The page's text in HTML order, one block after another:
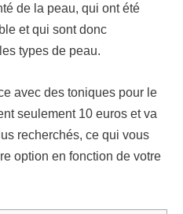
de la peau, qui ont été
et qui sont donc
types de peau.
avec des toniques pour le
seulement 10 euros et va
recherchés, ce qui vous
option en fonction de votre